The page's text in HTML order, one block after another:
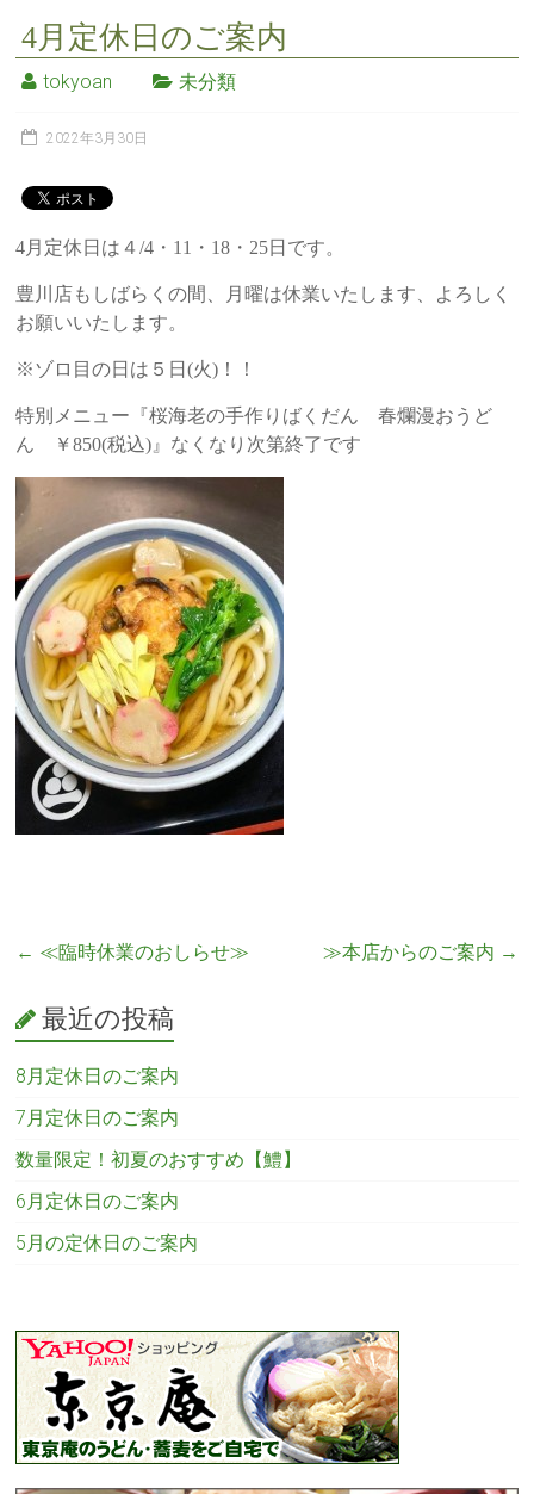
4月定休日のご案内
tokyoan 未分類
2022年3月30日
4月定休日は４/4・11・18・25日です。
豊川店もしばらくの間、月曜は休業いたします、よろしく
お願いいたします。
※ゾロ目の日は５日(火)！！
特別メニュー『桜海老の手作りばくだん 春爛漫おうど
ん ￥850(税込)』なくなり次第終了です
← ≪臨時休業のおしらせ≫ ≫本店からのご案内 →
最近の投稿
8月定休日のご案内
7月定休日のご案内
数量限定！初夏のおすすめ【鱧】
6月定休日のご案内
5月の定休日のご案内